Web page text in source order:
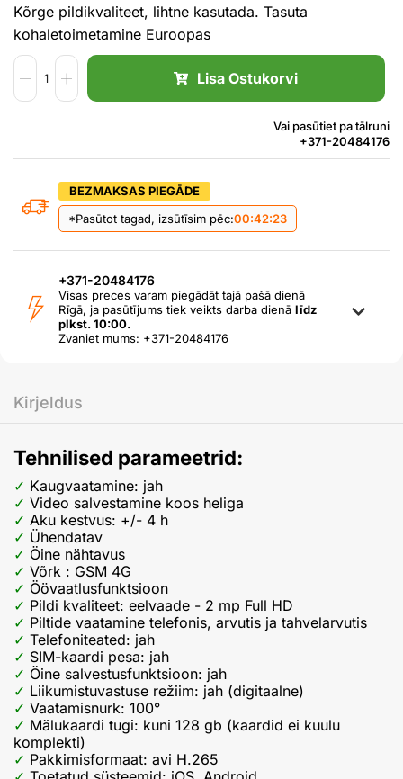
Kõrge pildikvaliteet, lihtne kasutada. Tasuta
kohaletoimetamine Euroopas
Lisa Ostukorvi
Vai pasūtiet pa tālruni
+371-20484176
BEZMAKSAS PIEGĀDE
*Pasūtot tagad, izsūtīsim pēc:00:42:23
+371-20484176
Visas preces varam piegādāt tajā pašā dienā
Rīgā, ja pasūtījums tiek veikts darba dienā līdz
plkst. 10:00.
Zvaniet mums: +371-20484176
Kirjeldus
Tehnilised parameetrid:
Kaugvaatamine: jah
Video salvestamine koos heliga
Aku kestvus: +/- 4 h
Ühendatav
Öine nähtavus
Võrk : GSM 4G
Öövaatlusfunktsioon
Pildi kvaliteet: eelvaade - 2 mp Full HD
Piltide vaatamine telefonis, arvutis ja tahvelarvutis
Telefoniteated: jah
SIM-kaardi pesa: jah
Öine salvestusfunktsioon: jah
Liikumistuvastuse režiim: jah (digitaalne)
Vaatamisnurk: 100°
Mälukaardi tugi: kuni 128 gb (kaardid ei kuulu
komplekti)
Pakkimisformaat: avi H.265